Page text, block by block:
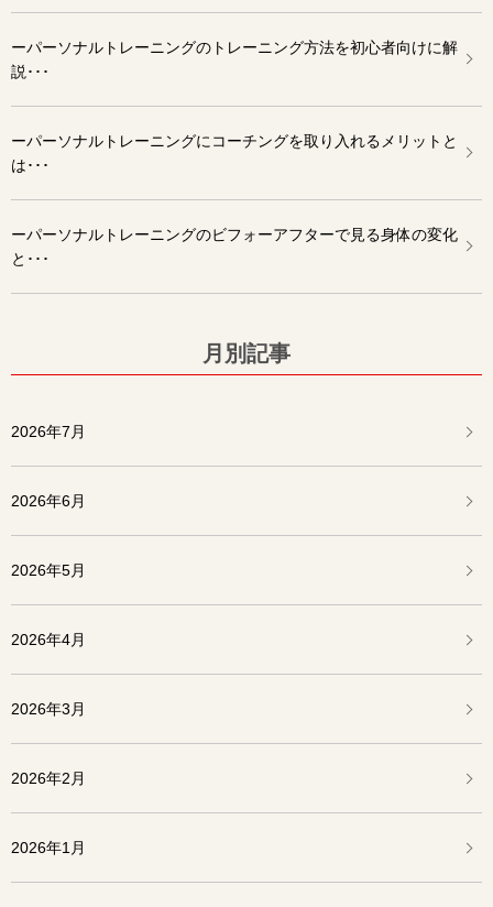
ーパーソナルトレーニングのトレーニング方法を初心者向けに解
説･･･
ーパーソナルトレーニングにコーチングを取り入れるメリットと
は･･･
ーパーソナルトレーニングのビフォーアフターで見る身体の変化
と･･･
月別記事
2026年7月
2026年6月
2026年5月
2026年4月
2026年3月
2026年2月
2026年1月